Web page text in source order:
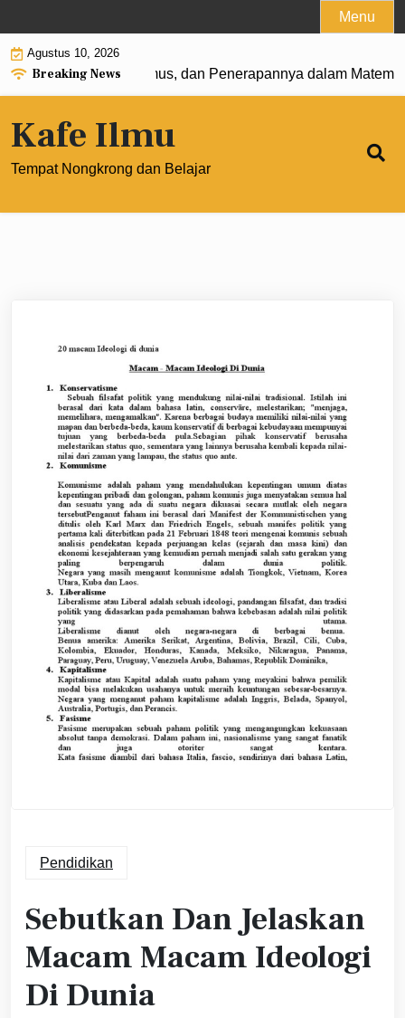
to
content
Menu
Agustus 10, 2026
Breaking News
0: Pengertian, Rumus, dan Penerapannya dalam
Kafe Ilmu
Tempat Nongkrong dan Belajar
Pendidikan
Sebutkan Dan Jelaskan
Macam Macam Ideologi
Di Dunia